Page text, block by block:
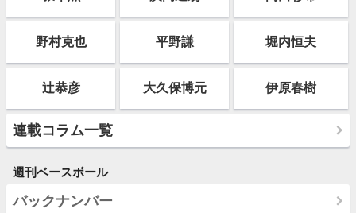
野村克也 平野謙 堀内恒夫
辻恭彦 大久保博元 伊原春樹
連載コラム一覧
週刊ベースボール
バックナンバー